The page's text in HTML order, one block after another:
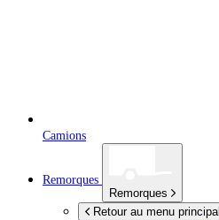
Camions
Remorques
Remorques
Retour au menu principal